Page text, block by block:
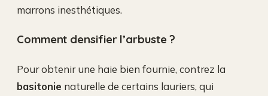
marrons inesthétiques.
Comment densifier l’arbuste ?
Pour obtenir une haie bien fournie, contrez la
basitonie naturelle de certains lauriers, qui